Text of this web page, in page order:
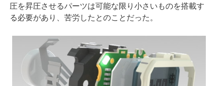
圧を昇圧させるパーツは可能な限り小さいものを搭載す
る必要があり、苦労したとのことだった。